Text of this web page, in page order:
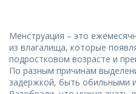
Менструация – это
из влагалища, которые
подростковом возрасте и
По разным причинам
задержкой, быть обильными